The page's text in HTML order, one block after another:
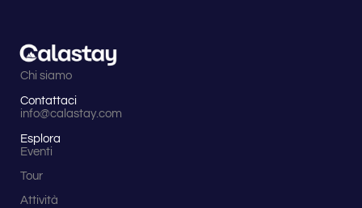
Chi siamo
Contattaci
info@calastay.com
Esplora
Eventi
Tour
Attività